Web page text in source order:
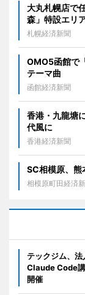
大丸札幌店で
森」特設エリ
札幌経済新聞
OMO5函館で
テーマ曲
函館経済新聞
香港・九龍塘
代風に
香港経済新聞
SC相模原、
相模原町田経済
テックジム、法
Claude Code
開催